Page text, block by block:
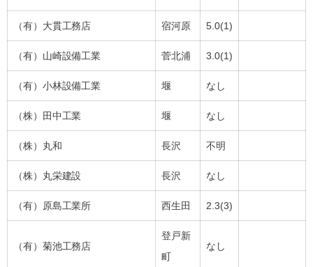
（有）大貫工務店 宿河原 5.0(1)
（有）山崎設備工業 菅北浦 3.0(1)
（有）小林設備工業 堰 なし
（株）田中工業 堰 なし
（株）丸和 長沢 不明
（株）丸栄建設 長沢 なし
（有）原島工業所 西生田 2.3(3)
（有）菊池工務店
登戸新
町
なし